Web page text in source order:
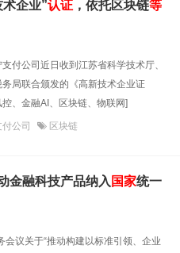
企业”认证 ，依托区块链等
付公司近日收到江苏省科学技术厅、
局联合颁发的《高新技术企业证
、金融AI、区块链、物联网]
付公司 区块链
金融科技产品纳入 国家统一
议关于“推动构建以标准引领、企业